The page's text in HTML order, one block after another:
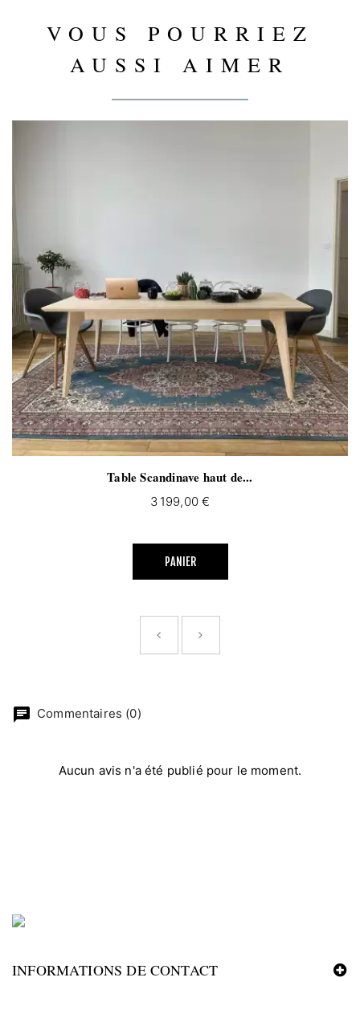
VOUS POURRIEZ
AUSSI AIMER
Table Scandinave haut de...
3 199,00 €
PANIER
chat Commentaires (0)
Aucun avis n'a été publié pour le moment.
INFORMATIONS DE CONTACT